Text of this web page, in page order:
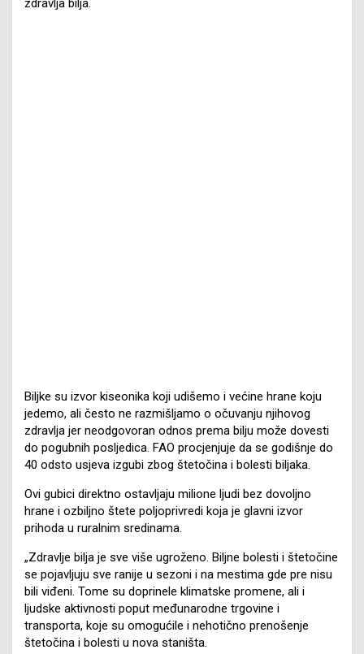
zdravlja bilja.
Biljke su izvor kiseonika koji udišemo i većine hrane koju
jedemo, ali često ne razmišljamo o očuvanju njihovog
zdravlja jer neodgovoran odnos prema bilju može dovesti
do pogubnih posljedica. FAO procjenjuje da se godišnje do
40 odsto usjeva izgubi zbog štetočina i bolesti biljaka.
Ovi gubici direktno ostavljaju milione ljudi bez dovoljno
hrane i ozbiljno štete poljoprivredi koja je glavni izvor
prihoda u ruralnim sredinama.
„Zdravlje bilja je sve više ugroženo. Biljne bolesti i štetočine
se pojavljuju sve ranije u sezoni i na mestima gde pre nisu
bili viđeni. Tome su doprinele klimatske promene, ali i
ljudske aktivnosti poput međunarodne trgovine i
transporta, koje su omogućile i nehotično prenošenje
štetočina i bolesti u nova staništa.